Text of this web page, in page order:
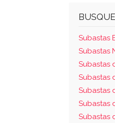
Subastas
Subastas
Subastas
Subastas
Subastas
Subastas
Subastas